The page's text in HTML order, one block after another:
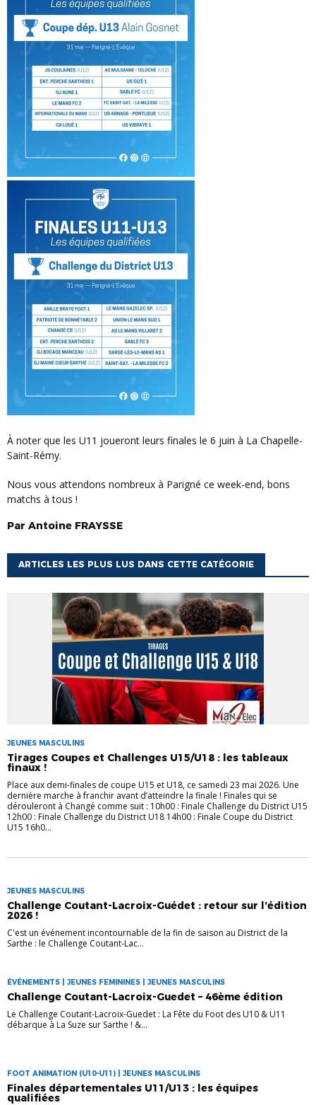
À noter que les U11 joueront leurs finales le 6 juin à La Chapelle-
Saint-Rémy.
Nous vous attendons nombreux à Parigné ce week-end, bons
matchs à tous !
Par Antoine FRAYSSE
ARTICLES LES PLUS LUS DANS CETTE CATÉGORIE
JEUNES MASCULINS
Tirages Coupes et Challenges U15/U18 : les tableaux
finaux !
Place aux demi-finales de coupe U15 et U18, ce samedi 23 mai 2026. Une
dernière marche à franchir avant d’atteindre la finale ! Finales qui se
dérouleront à Changé comme suit : 10h00 : Finale Challenge du District U15
12h00 : Finale Challenge du District U18 14h00 : Finale Coupe du District
U15 16h0...
JEUNES MASCULINS
Challenge Coutant-Lacroix-Guédet : retour sur l’édition
2026 !
C'est un événement incontournable de la fin de saison au District de la
Sarthe : le Challenge Coutant-Lac...
ÉVÉNEMENTS | JEUNES FEMININES | JEUNES MASCULINS
Challenge Coutant-Lacroix-Guedet – 46ème édition
Le Challenge Coutant-Lacroix-Guedet : La Fête du Foot des U10 & U11
débarque à La Suze sur Sarthe ! &...
FOOT ANIMATION (U10-U11) | JEUNES MASCULINS
Finales départementales U11/U13 : les équipes
qualifiées